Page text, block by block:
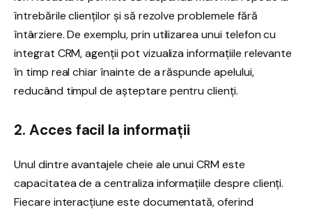
întrebările clienților și să rezolve problemele fără
întârziere. De exemplu, prin utilizarea unui telefon cu
integrat CRM, agenții pot vizualiza informațiile relevante
în timp real chiar înainte de a răspunde apelului,
reducând timpul de așteptare pentru clienți.
2. Acces facil la informații
Unul dintre avantajele cheie ale unui CRM este
capacitatea de a centraliza informațiile despre clienți.
Fiecare interacțiune este documentată, oferind